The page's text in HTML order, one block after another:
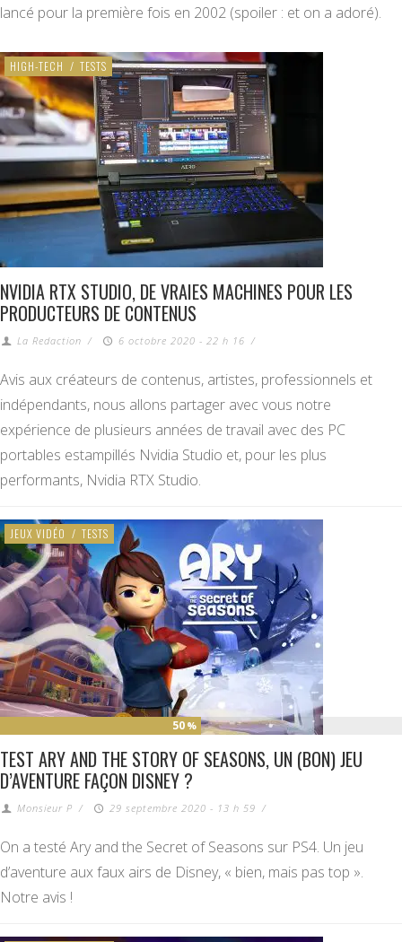
lancé pour la première fois en 2002 (spoiler : et on a adoré).
HIGH-TECH / TESTS
NVIDIA RTX STUDIO, DE VRAIES MACHINES POUR LES
PRODUCTEURS DE CONTENUS
La Redaction / 6 octobre 2020 - 22 h 16 /
Avis aux créateurs de contenus, artistes, professionnels et
indépendants, nous allons partager avec vous notre
expérience de plusieurs années de travail avec des PC
portables estampillés Nvidia Studio et, pour les plus
performants, Nvidia RTX Studio.
50 %
JEUX VIDÉO / TESTS
TEST ARY AND THE STORY OF SEASONS, UN (BON) JEU
D’AVENTURE FAÇON DISNEY ?
Monsieur P / 29 septembre 2020 - 13 h 59 /
On a testé Ary and the Secret of Seasons sur PS4. Un jeu
d’aventure aux faux airs de Disney, « bien, mais pas top ».
Notre avis !